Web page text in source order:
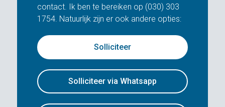
contact. Ik ben te bereiken op (030) 303
1754. Natuurlijk zijn er ook andere opties:
Solliciteer
Solliciteer via Whatsapp